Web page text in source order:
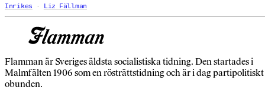
Inrikes Liz Fällman
Flamman är Sveriges äldsta socialistiska tidning. Den startades i
Malmfälten 1906 som en rösträttstidning och är i dag partipolitiskt
obunden.